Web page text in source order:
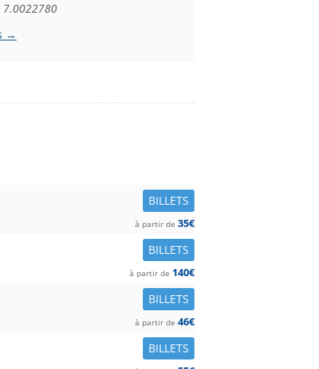
→
BILLETS
à partir de 35€
BILLETS
à partir de 140€
BILLETS
à partir de 46€
BILLETS